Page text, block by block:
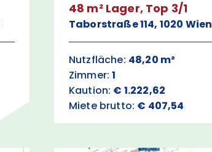
48 m² Lager, Top 3/1
Taborstraße 114, 1020 Wien
Nutzfläche: 48,20 m²
Zimmer:1
Kaution: € 1.222,62
Miete brutto: € 407,54